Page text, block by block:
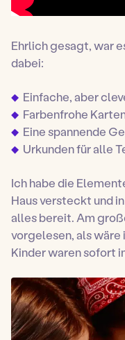
Ehrlich gesagt, war
dabei:
Einfache, aber
Farbenfrohe
Eine spannende
Urkunden für alle
Ich habe die
Haus versteckt und
alles bereit. Am
vorgelesen, als wäre
Kinder waren sofort